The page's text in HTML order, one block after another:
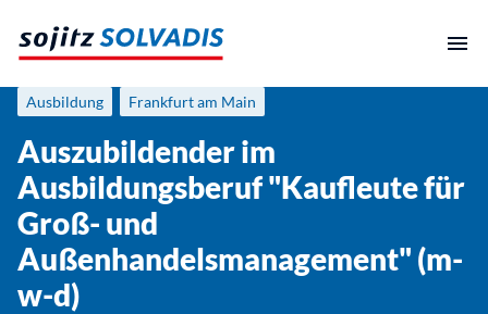
Inhalt
springen
Ausbildung Frankfurt am Main
Auszubildender im
Ausbildungsberuf "Kaufleute für
Groß- und
Außenhandelsmanagement" (m-
w-d)